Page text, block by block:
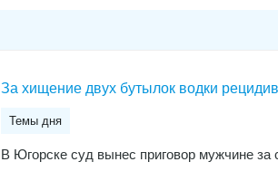
За хищение двух бутылок водки
Темы дня
В Югорске суд вынес приговор мужчине за